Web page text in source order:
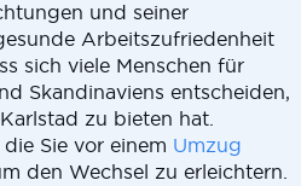
und seiner
Arbeitszufriedenheit
sich viele Menschen für
Skandinaviens entscheiden,
zu bieten hat.
Sie vor einem Umzug
den Wechsel zu erleichtern.